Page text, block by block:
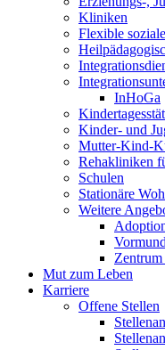
Kliniken
Flexible
InHoGa
Kinder- und
Mutter-Kind-
Rehakliniken
Schulen
Stationäre
Weitere
Mut zum Leben
Karriere
Offene Stellen